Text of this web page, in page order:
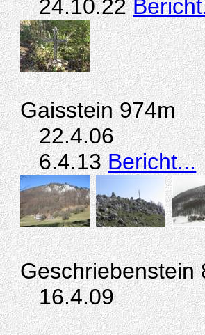
24.10.22
Gaisstein 974m
22.4.06
6.4.13Bericht...
Geschriebenstein
16.4.09